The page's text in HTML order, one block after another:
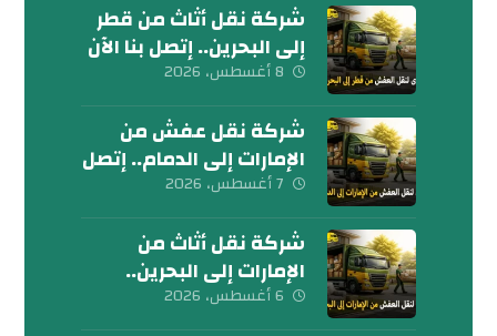
شركة نقل أثاث من قطر
إلى البحرين.. إتصل بنا الآن
8 أغسطس، 2026
شركة نقل عفش من
الإمارات إلى الدمام.. إتصل
الآن
7 أغسطس، 2026
شركة نقل أثاث من
الإمارات إلى البحرين..
كلمنا الآن
6 أغسطس، 2026